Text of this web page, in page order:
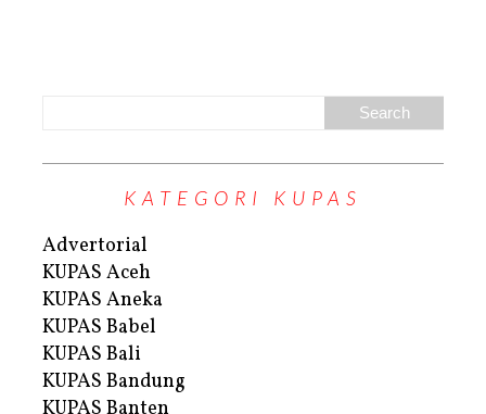
KATEGORI KUPAS
Advertorial
KUPAS Aceh
KUPAS Aneka
KUPAS Babel
KUPAS Bali
KUPAS Bandung